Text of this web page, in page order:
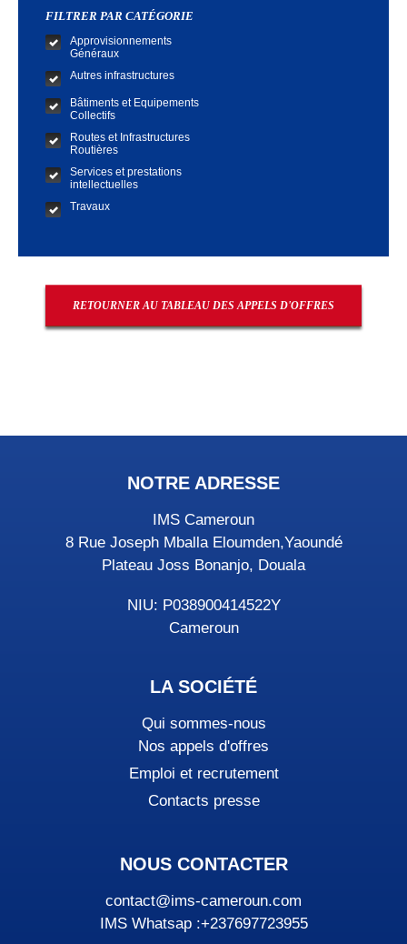
FILTRER PAR CATÉGORIE
Approvisionnements
Généraux
Autres infrastructures
Bâtiments et Equipements
Collectifs
Routes et Infrastructures
Routières
Services et prestations
intellectuelles
Travaux
RETOURNER AU TABLEAU DES APPELS D'OFFRES
NOTRE ADRESSE
IMS Cameroun
8 Rue Joseph Mballa Eloumden,Yaoundé
Plateau Joss Bonanjo, Douala
NIU: P038900414522Y
Cameroun
LA SOCIÉTÉ
Qui sommes-nous
Nos appels d'offres
Emploi et recrutement
Contacts presse
NOUS CONTACTER
contact@ims-cameroun.com
IMS Whatsap :+237697723955